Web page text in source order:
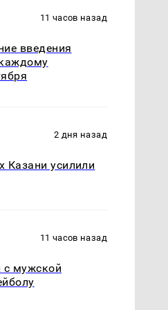
11 часов назад
введения
2 дня назад
Казани усилили
11 часов назад
с мужской